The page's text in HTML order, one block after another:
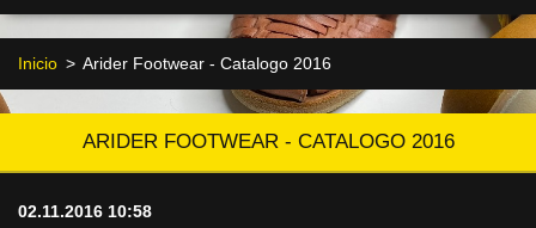
Inicio > Arider Footwear - Catalogo 2016
ARIDER FOOTWEAR - CATALOGO 2016
02.11.2016 10:58